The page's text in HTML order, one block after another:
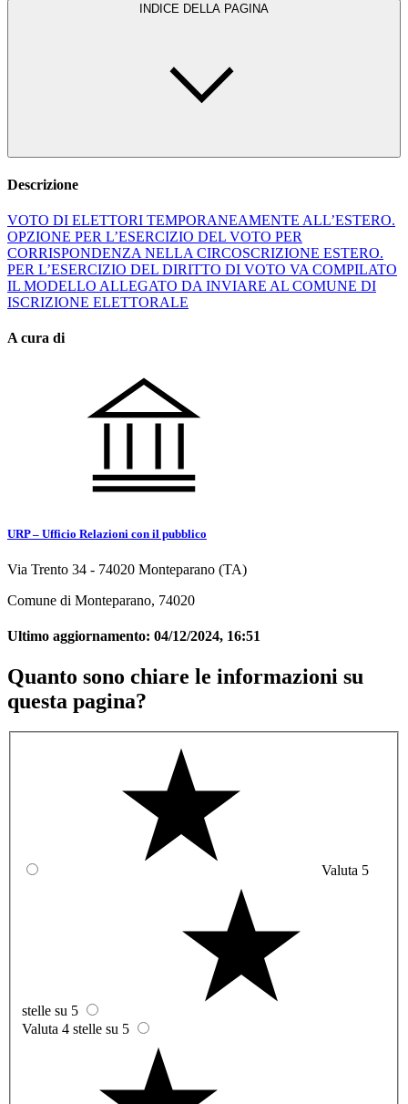
INDICE DELLA PAGINA
Descrizione
VOTO DI ELETTORI TEMPORANEAMENTE ALL’ESTERO.
OPZIONE PER L’ESERCIZIO DEL VOTO PER
CORRISPONDENZA NELLA CIRCOSCRIZIONE ESTERO.
PER L’ESERCIZIO DEL DIRITTO DI VOTO VA COMPILATO
IL MODELLO ALLEGATO DA INVIARE AL COMUNE DI
ISCRIZIONE ELETTORALE
A cura di
URP – Ufficio Relazioni con il pubblico
Via Trento 34 - 74020 Monteparano (TA)
Comune di Monteparano, 74020
Ultimo aggiornamento: 04/12/2024, 16:51
Quanto sono chiare le informazioni su
questa pagina?
Valuta 5
stelle su 5
Valuta 4 stelle su 5